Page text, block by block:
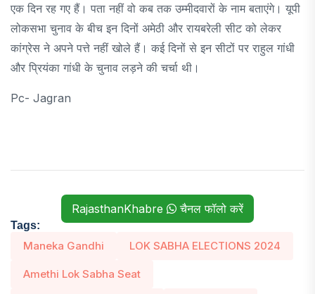
एक दिन रह गए हैं। पता नहीं वो कब तक उम्मीदवारों के नाम बताएंगे। यूपी
लोकसभा चुनाव के बीच इन दिनों अमेठी और रायबरेली सीट को लेकर
कांग्रेस ने अपने पत्ते नहीं खोले हैं। कई दिनों से इन सीटों पर राहुल गांधी
और प्रियंका गांधी के चुनाव लड़ने की चर्चा थी।
Pc- Jagran
RajasthanKhabre चैनल फॉलो करें
Tags:
Maneka Gandhi LOK SABHA ELECTIONS 2024
Amethi Lok Sabha Seat